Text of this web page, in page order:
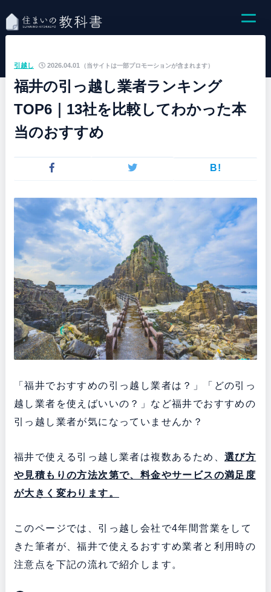
（当サイトは一部プロモーションが含まれます）
引越し 2026.04.01
福井の引っ越し業者ランキング
TOP6｜13社を比較してわかった本
当のおすすめ
B!
「福井でおすすめの引っ越し業者は？」「どの引っ
越し業者を使えばいいの？」など福井でおすすめの
引っ越し業者が気になっていませんか？
福井で使える引っ越し業者は複数あるため、 選び方
や見積もりの方法次第で、料金やサービスの満足度
が大きく変わります。
このページでは、引っ越し会社で4年間営業をして
きた筆者が、福井で使えるおすすめ業者と利用時の
注意点を下記の流れで紹介します。